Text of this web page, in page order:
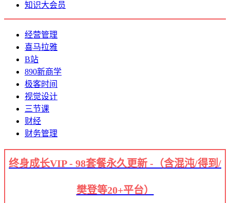
知识大会员
经营管理
喜马拉雅
B站
890新商学
极客时间
视觉设计
三节课
财经
财务管理
终身成长VIP - 98套餐永久更新 -（含混沌/得到/
樊登等20+平台）